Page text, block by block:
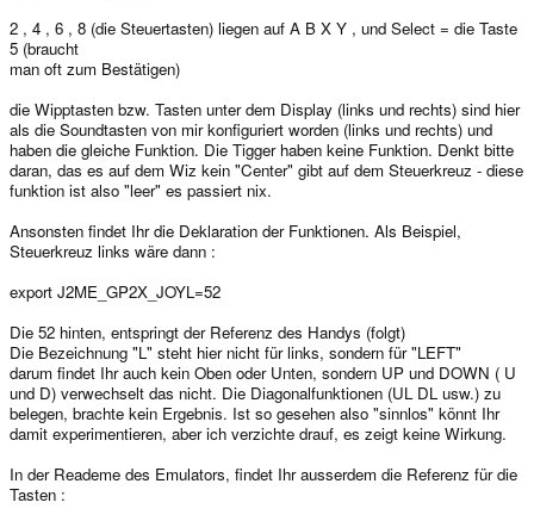
2 , 4 , 6 , 8 (die Steuertasten) liegen auf A B X Y , und Select = die Taste
5 (braucht
man oft zum Bestätigen)
die Wipptasten bzw. Tasten unter dem Display (links und rechts) sind hier
als die Soundtasten von mir konfiguriert worden (links und rechts) und
haben die gleiche Funktion. Die Tigger haben keine Funktion. Denkt bitte
daran, das es auf dem Wiz kein "Center" gibt auf dem Steuerkreuz - diese
funktion ist also "leer" es passiert nix.
Ansonsten findet Ihr die Deklaration der Funktionen. Als Beispiel,
Steuerkreuz links wäre dann :
export J2ME_GP2X_JOYL=52
Die 52 hinten, entspringt der Referenz des Handys (folgt)
Die Bezeichnung "L" steht hier nicht für links, sondern für "LEFT"
darum findet Ihr auch kein Oben oder Unten, sondern UP und DOWN ( U
und D) verwechselt das nicht. Die Diagonalfunktionen (UL DL usw.) zu
belegen, brachte kein Ergebnis. Ist so gesehen also "sinnlos" könnt Ihr
damit experimentieren, aber ich verzichte drauf, es zeigt keine Wirkung.
In der Reademe des Emulators, findet Ihr ausserdem die Referenz für die
Tasten :